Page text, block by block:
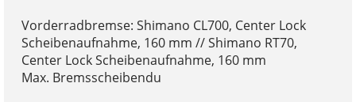
Vorderradbremse: Shimano CL700, Center Lock
Scheibenaufnahme, 160 mm // Shimano RT70,
Center Lock Scheibenaufnahme, 160 mm
Max. Bremsscheibendu